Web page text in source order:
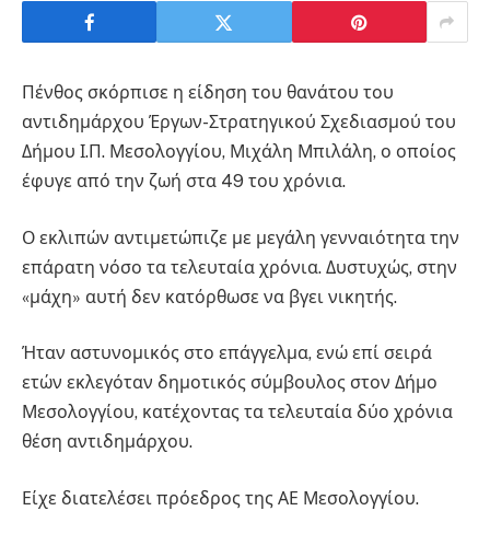
Πένθος σκόρπισε η είδηση του θανάτου του
αντιδημάρχου Έργων-Στρατηγικού Σχεδιασμού του
Δήμου Ι.Π. Μεσολογγίου, Μιχάλη Μπιλάλη, ο οποίος
έφυγε από την ζωή στα 49 του χρόνια.
Ο εκλιπών αντιμετώπιζε με μεγάλη γενναιότητα την
επάρατη νόσο τα τελευταία χρόνια. Δυστυχώς, στην
«μάχη» αυτή δεν κατόρθωσε να βγει νικητής.
Ήταν αστυνομικός στο επάγγελμα, ενώ επί σειρά
ετών εκλεγόταν δημοτικός σύμβουλος στον Δήμο
Μεσολογγίου, κατέχοντας τα τελευταία δύο χρόνια
θέση αντιδημάρχου.
Είχε διατελέσει πρόεδρος της ΑΕ Μεσολογγίου.